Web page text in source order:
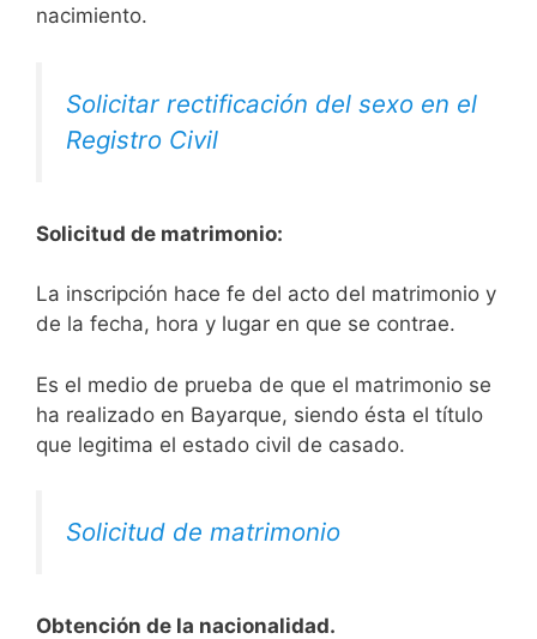
nacimiento.
Solicitar rectificación del sexo en el
Registro Civil
Solicitud de matrimonio:
La inscripción hace fe del acto del matrimonio y
de la fecha, hora y lugar en que se contrae.
Es el medio de prueba de que el matrimonio se
ha realizado en Bayarque, siendo ésta el título
que legitima el estado civil de casado.
Solicitud de matrimonio
Obtención de la nacionalidad.